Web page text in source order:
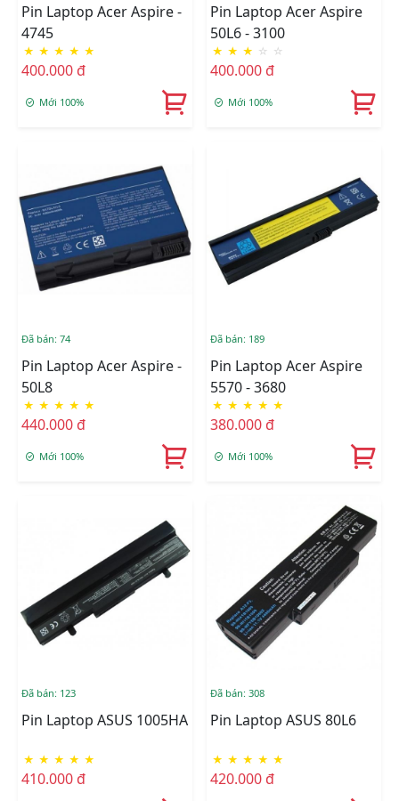
Pin Laptop Acer Aspire -
4745
★ ★ ★ ★ ★
400.000 đ
Mới 100%
Pin Laptop Acer Aspire
50L6 - 3100
★ ★ ★ ☆ ☆
400.000 đ
Mới 100%
Đã bán: 74
Pin Laptop Acer Aspire -
50L8
★ ★ ★ ★ ★
440.000 đ
Mới 100%
Đã bán: 189
Pin Laptop Acer Aspire
5570 - 3680
★ ★ ★ ★ ★
380.000 đ
Mới 100%
Đã bán: 123
Pin Laptop ASUS 1005HA
★ ★ ★ ★ ★
410.000 đ
Đã bán: 308
Pin Laptop ASUS 80L6
★ ★ ★ ★ ★
420.000 đ